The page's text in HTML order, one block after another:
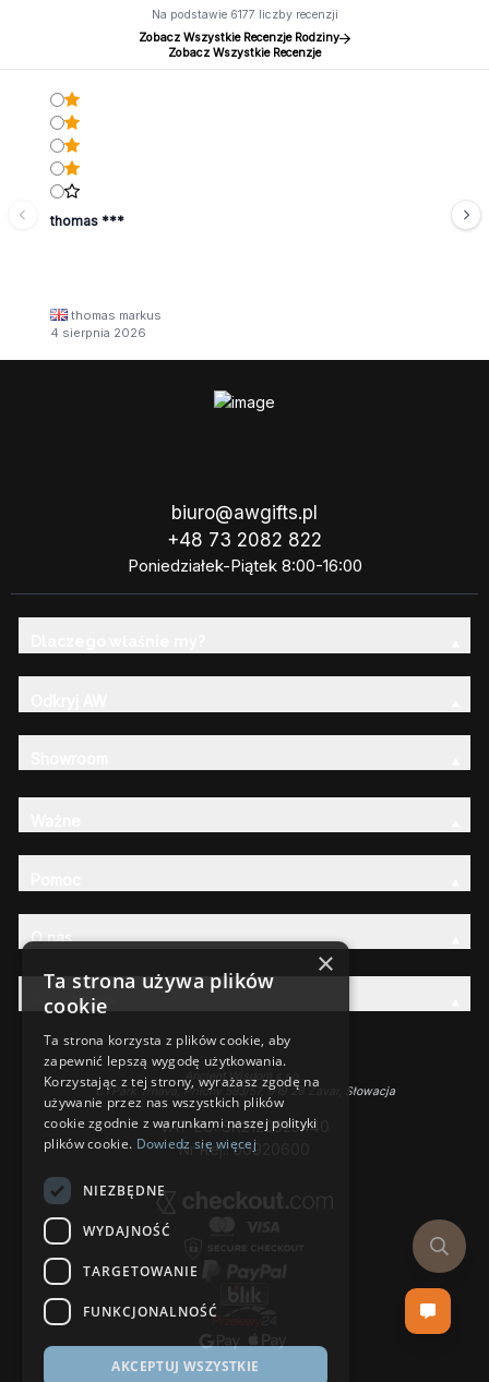
Na podstawie 6177 liczby recenzji
Zobacz Wszystkie Recenzje Rodziny
Zobacz Wszystkie Recenzje
thomas ***
thomas markus
4 sierpnia 2026
biuro@awgifts.pl
+48 73 2082 822
Poniedziałek-Piątek 8:00-16:00
O nas
Rodzina AW
Ancient Wisdom s.r.o.,
CTPark Trnava, Prílohy 583/57, 919 26 Zavar, Słowacja
VAT-EU: SK2120525440
Nr Rej.: 50920600
×
Ta strona używa plików
cookie
Ta strona korzysta z plików cookie, aby
zapewnić lepszą wygodę użytkowania.
Korzystając z tej strony, wyrażasz zgodę na
używanie przez nas wszystkich plików
cookie zgodnie z warunkami naszej polityki
plików cookie. Dowiedz się więcej
NIEZBĘDNE
WYDAJNOŚĆ
TARGETOWANIE
FUNKCJONALNOŚĆ
AKCEPTUJ WSZYSTKIE